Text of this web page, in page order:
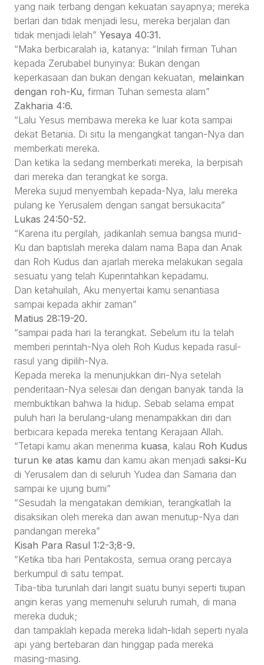
yang naik terbang dengan kekuatan sayapnya; mereka
berlari dan tidak menjadi lesu, mereka berjalan dan
tidak menjadi lelah” Yesaya 40:31.
“Maka berbicaralah ia, katanya: “Inilah firman Tuhan
kepada Zerubabel bunyinya: Bukan dengan
keperkasaan dan bukan dengan kekuatan, melainkan
dengan roh-Ku, firman Tuhan semesta alam”
Zakharia 4:6.
“Lalu Yesus membawa mereka ke luar kota sampai
dekat Betania. Di situ Ia mengangkat tangan-Nya dan
memberkati mereka.
Dan ketika Ia sedang memberkati mereka, Ia berpisah
dari mereka dan terangkat ke sorga.
Mereka sujud menyembah kepada-Nya, lalu mereka
pulang ke Yerusalem dengan sangat bersukacita”
Lukas 24:50-52.
“Karena itu pergilah, jadikanlah semua bangsa murid-
Ku dan baptislah mereka dalam nama Bapa dan Anak
dan Roh Kudus dan ajarlah mereka melakukan segala
sesuatu yang telah Kuperintahkan kepadamu.
Dan ketahuilah, Aku menyertai kamu senantiasa
sampai kepada akhir zaman”
Matius 28:19-20.
“sampai pada hari Ia terangkat. Sebelum itu Ia telah
memberi perintah-Nya oleh Roh Kudus kepada rasul-
rasul yang dipilih-Nya.
Kepada mereka Ia menunjukkan diri-Nya setelah
penderitaan-Nya selesai dan dengan banyak tanda Ia
membuktikan bahwa Ia hidup. Sebab selama empat
puluh hari Ia berulang-ulang menampakkan diri dan
berbicara kepada mereka tentang Kerajaan Allah.
“Tetapi kamu akan menerima kuasa, kalau Roh Kudus
turun ke atas kamu dan kamu akan menjadi saksi-Ku
di Yerusalem dan di seluruh Yudea dan Samaria dan
sampai ke ujung bumi”
“Sesudah Ia mengatakan demikian, terangkatlah Ia
disaksikan oleh mereka dan awan menutup-Nya dari
pandangan mereka”
Kisah Para Rasul 1:2-3;8-9.
“Ketika tiba hari Pentakosta, semua orang percaya
berkumpul di satu tempat.
Tiba-tiba turunlah dari langit suatu bunyi seperti tiupan
angin keras yang memenuhi seluruh rumah, di mana
mereka duduk;
dan tampaklah kepada mereka lidah-lidah seperti nyala
api yang bertebaran dan hinggap pada mereka
masing-masing.